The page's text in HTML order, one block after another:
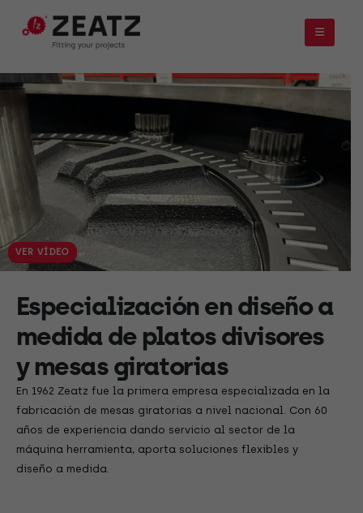
VER VÍDEO
Especialización en diseño a
medida de platos divisores
y mesas giratorias
En 1962 Zeatz fue la primera empresa especializada en la
fabricación de mesas giratorias a nivel nacional. Con 60
años de experiencia dando servicio al sector de la
máquina herramienta, aporta soluciones flexibles y
diseño a medida.